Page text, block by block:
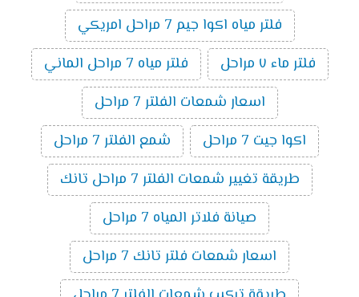
فلتر مياه اكوا جيم 7 مراحل امريكي
فلتر ماء ٧ مراحل
فلتر مياه 7 مراحل الماني
اسعار شمعات الفلتر 7 مراحل
اكوا جيت 7 مراحل
شمع الفلتر 7 مراحل
طريقة تغيير شمعات الفلتر 7 مراحل تانك
صيانة فلاتر المياه 7 مراحل
اسعار شمعات فلتر تانك 7 مراحل